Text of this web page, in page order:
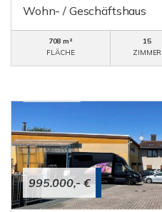
Wohn- / Geschäftshaus
708 m²
FLÄCHE
15
ZIMMER
995.000,- €